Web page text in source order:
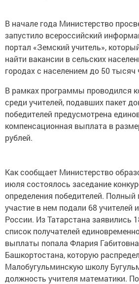
В начале года Министерство
запустило всероссийский
портал «Земский учитель»,
найти вакансии в сельских
городах с населением до 50 тысяч
В рамках программы проводился
среди учителей, подавших пакет
победителей предусмотрена
компенсационная выплата в
рублей.
Как сообщает Министерство
июля состоялось заседание
определения победителей. Полный
участие в нем подали 68 учителей
России. Из Татарстана заявились
список получателей
выплаты попала Флария
Башкортостана, которую
Малобугульминскую школу
должность учителя математики.